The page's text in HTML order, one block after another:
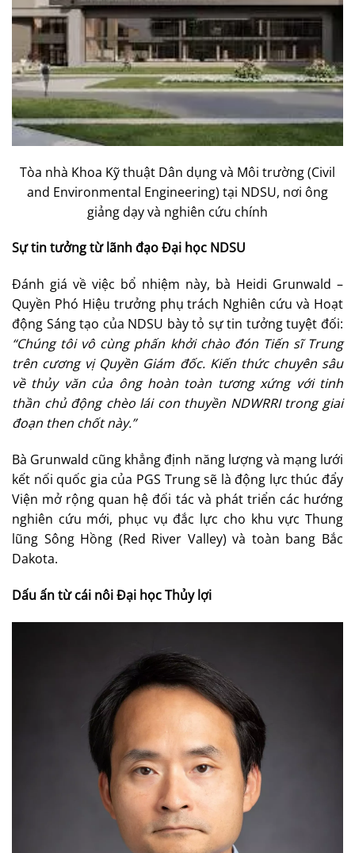
Tòa nhà Khoa Kỹ thuật Dân dụng và Môi trường (Civil
and Environmental Engineering) tại NDSU, nơi ông
giảng dạy và nghiên cứu chính
Sự tin tưởng từ lãnh đạo Đại học NDSU
Đánh giá về việc bổ nhiệm này, bà Heidi Grunwald –
Quyền Phó Hiệu trưởng phụ trách Nghiên cứu và Hoạt
động Sáng tạo của NDSU bày tỏ sự tin tưởng tuyệt đối:
“Chúng tôi vô cùng phấn khởi chào đón Tiến sĩ Trung
trên cương vị Quyền Giám đốc. Kiến thức chuyên sâu
về thủy văn của ông hoàn toàn tương xứng với tinh
thần chủ động chèo lái con thuyền NDWRRI trong giai
đoạn then chốt này.”
Bà Grunwald cũng khẳng định năng lượng và mạng lưới
kết nối quốc gia của PGS Trung sẽ là động lực thúc đẩy
Viện mở rộng quan hệ đối tác và phát triển các hướng
nghiên cứu mới, phục vụ đắc lực cho khu vực Thung
lũng Sông Hồng (Red River Valley) và toàn bang Bắc
Dakota.
Dấu ấn từ cái nôi Đại học Thủy lợi